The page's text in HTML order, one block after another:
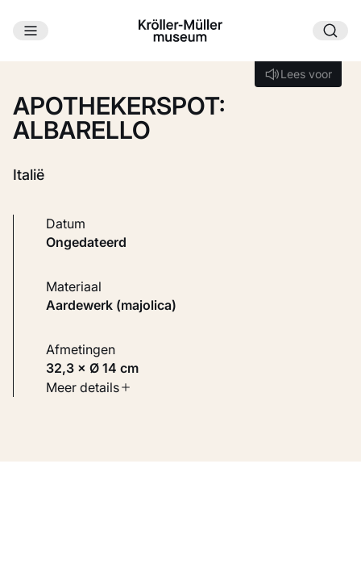
Ga naar hoofdinhoud
Lees voor
Lees voor
APOTHEKERSPOT:
ALBARELLO
Italië
Datum
ongedateerd
Materiaal
Aardewerk (majolica)
Afmetingen
32,3 × Ø 14 cm
Soort werk
Meer details